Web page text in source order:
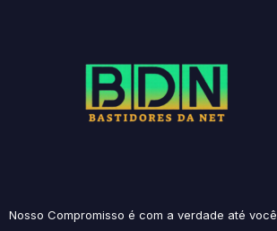
Nosso Compromisso é com a verdade até você